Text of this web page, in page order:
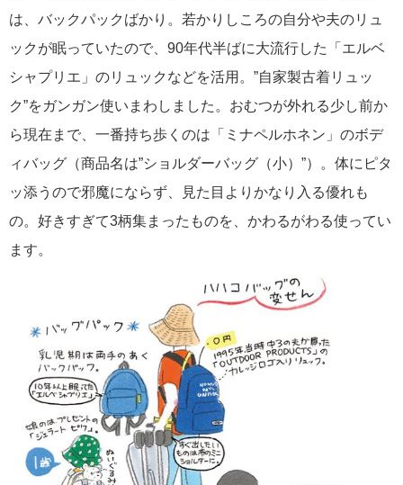
は、バックパックばかり。若かりしころの自分や夫のリュ
ックが眠っていたので、90年代半ばに大流行した「エルベ
シャプリエ」のリュックなどを活用。”自家製古着リュッ
ク”をガンガン使いまわしました。おむつが外れる少し前か
ら現在まで、一番持ち歩くのは「ミナペルホネン」のボデ
ィバッグ（商品名は”ショルダーバッグ（小）”）。体にピタ
ッ添うので邪魔にならず、見た目よりかなり入る優れも
の。好きすぎて3柄集まったものを、かわるがわる使ってい
ます。